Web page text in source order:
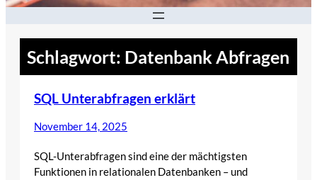
Schlagwort: Datenbank Abfragen
SQL Unterabfragen erklärt
November 14, 2025
SQL-Unterabfragen sind eine der mächtigsten
Funktionen in relationalen Datenbanken – und